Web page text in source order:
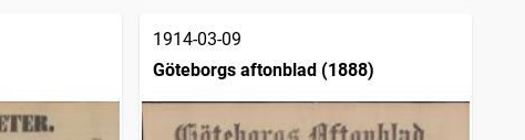
1914-03-09
Göteborgs aftonblad (1888)